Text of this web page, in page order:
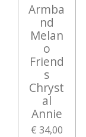
Armba
nd
Melan
o
Friend
s
Chryst
al
Annie
€ 34,00